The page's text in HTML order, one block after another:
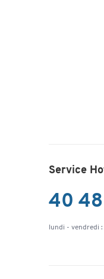
Service
40
lundi - vendredi